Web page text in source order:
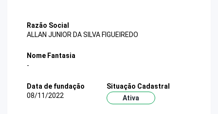
Razão Social
ALLAN JUNIOR DA SILVA FIGUEIREDO
Nome Fantasia
-
Data de fundação
08/11/2022
Situação Cadastral
Ativa